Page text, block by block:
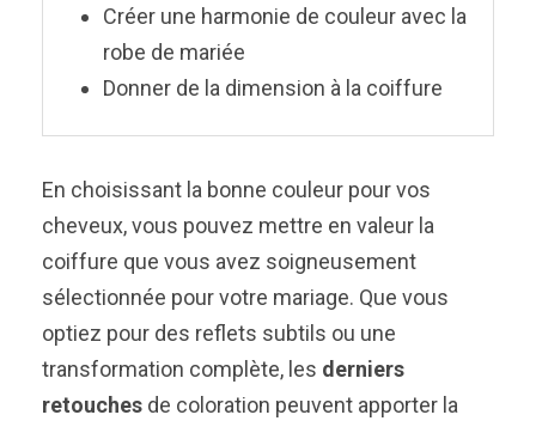
Créer une harmonie de couleur avec la
robe de mariée
Donner de la dimension à la coiffure
En choisissant la bonne couleur pour vos
cheveux, vous pouvez mettre en valeur la
coiffure que vous avez soigneusement
sélectionnée pour votre mariage. Que vous
optiez pour des reflets subtils ou une
transformation complète, les derniers
retouches de coloration peuvent apporter la